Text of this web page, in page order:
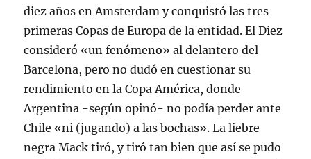
diez años en Amsterdam y conquistó las tres
primeras Copas de Europa de la entidad. El Diez
consideró «un fenómeno» al delantero del
Barcelona, pero no dudó en cuestionar su
rendimiento en la Copa América, donde
Argentina -según opinó- no podía perder ante
Chile «ni (jugando) a las bochas». La liebre
negra Mack tiró, y tiró tan bien que así se pudo